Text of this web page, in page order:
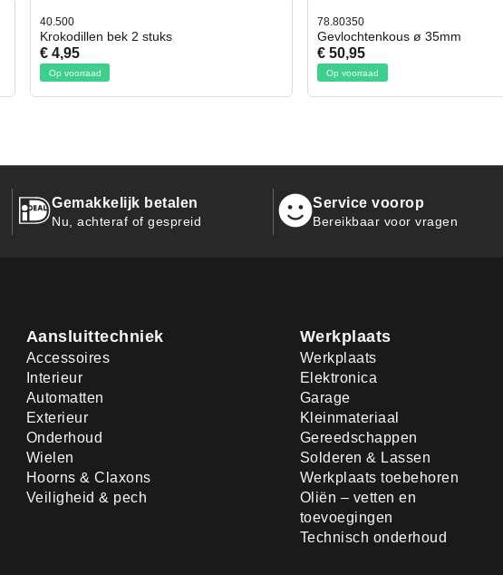
78.80350
Gevlochtenkous ø 35mm
€ 50,95
Op voorraad
42.59551
Bit- en Doppenset 19 Delig
€ 19,95
Op voorraad
Gemakkelijk betalen
Nu, achteraf of gespreid
Service voorop
Bereikbaar voor vragen
Aansluittechniek
Accessoires
Interieur
Automatten
Exterieur
Onderhoud
Wielen
Hoorns & Claxons
Veiligheid & pech
Werkplaats
Werkplaats
Elektronica
Garage
Kleinmateriaal
Gereedschappen
Solderen & Lassen
Werkplaats toebehoren
Oliën – vetten en
toevoegingen
Technisch onderhoud